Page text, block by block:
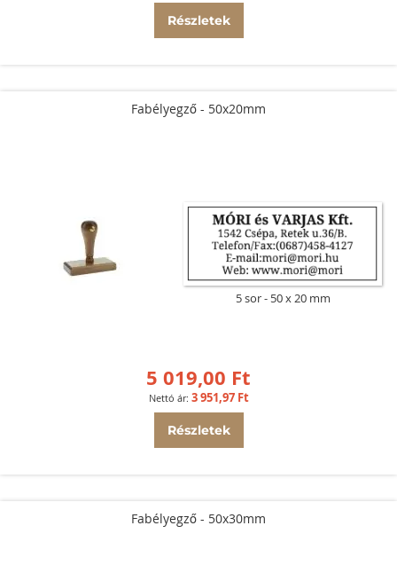
Részletek
Fabélyegző - 50x20mm
5 sor 50 x 20 mm
5 019,00 Ft
3 951,97 Ft
Részletek
Fabélyegző - 50x30mm